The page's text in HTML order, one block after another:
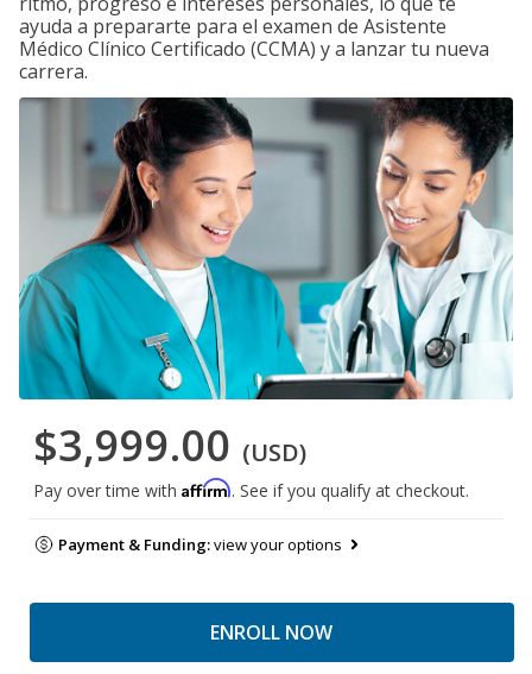
ayuda a prepararte para el examen de Asistente
Médico Clínico Certificado (CCMA) y a lanzar tu nueva
carrera.
$3,999.00 (USD)
Pay over time with Affirm. See if you qualify at checkout.
Payment & Funding:view your options
ENROLL NOW